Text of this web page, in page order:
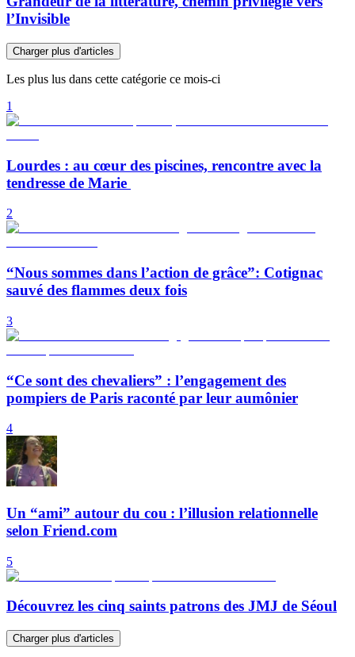
l’Invisible
Charger plus d'articles
Les plus lus dans cette catégorie ce mois-ci
1
Lourdes : au cœur des piscines, rencontre avec la
tendresse de Marie
2
“Nous sommes dans l’action de grâce”: Cotignac
sauvé des flammes deux fois
3
“Ce sont des chevaliers” : l’engagement des
pompiers de Paris raconté par leur aumônier
4
Un “ami” autour du cou : l’illusion relationnelle
selon Friend.com
5
Découvrez les cinq saints patrons des JMJ de Séoul
Charger plus d'articles